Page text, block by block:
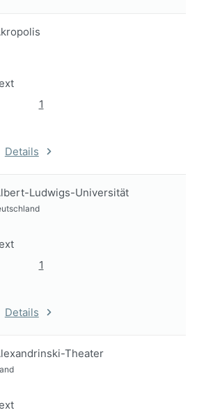
1
Details
Ludwigs-Universität
1
Details
Theater